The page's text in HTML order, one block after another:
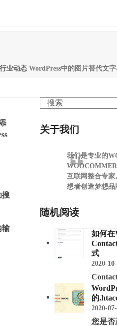
业动态 WordPress中的图片替代文
搜
输
Search
关于我们
我们是专业的
互联网整合专
想者创造梦想品
随机阅读
如何在
式
2020-
的
2020-
您是否